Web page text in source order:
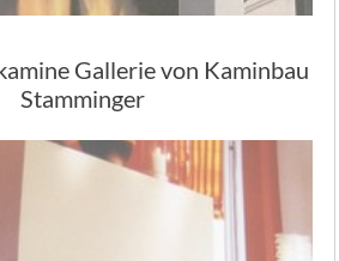
Gallerie von Kaminbau
Stamminger